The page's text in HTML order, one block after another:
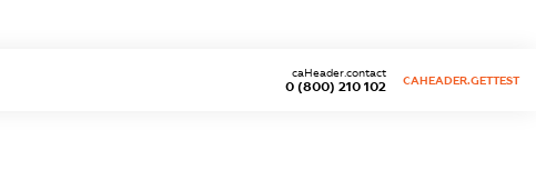
0 (800) 210 102
caHeader.contact
CAHEADER.GETTEST